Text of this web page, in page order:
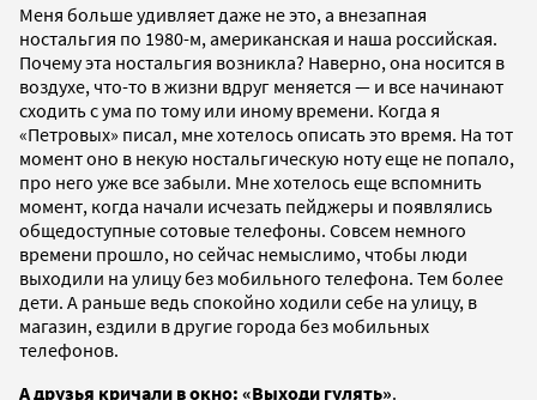
Меня больше удивляет даже не это, а внезапная
ностальгия по 1980-м, американская и наша российская.
Почему эта ностальгия возникла? Наверно, она носится в
воздухе, что-то в жизни вдруг меняется — и все начинают
сходить с ума по тому или иному времени. Когда я
«Петровых» писал, мне хотелось описать это время. На тот
момент оно в некую ностальгическую ноту еще не попало,
про него уже все забыли. Мне хотелось еще вспомнить
момент, когда начали исчезать пейджеры и появлялись
общедоступные сотовые телефоны. Совсем немного
времени прошло, но сейчас немыслимо, чтобы люди
выходили на улицу без мобильного телефона. Тем более
дети. А раньше ведь спокойно ходили себе на улицу, в
магазин, ездили в другие города без мобильных
телефонов.
А друзья кричали в окно: «Выходи гулять».